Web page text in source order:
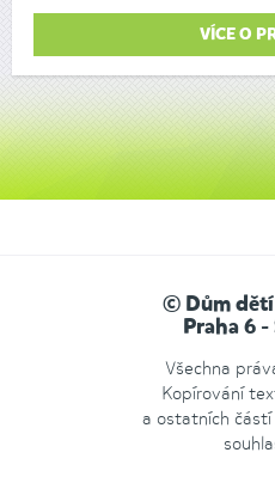
VÍCE O
© Dům dětí
Praha 6
Všechna
Kopírování
a ostatních